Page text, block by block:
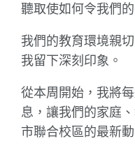
聽取使如何令我們
我們的教育環境親
我留下深刻印象。
從本周開始，我將
息，讓我們的家庭
市聯合校區的最新